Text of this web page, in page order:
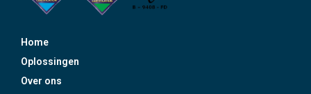
Home
Oplossingen
Over ons